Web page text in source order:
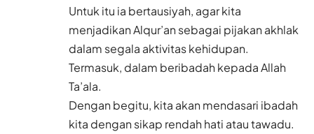
Untuk itu ia bertausiyah, agar kita
menjadikan Alqur’an sebagai pijakan akhlak
dalam segala aktivitas kehidupan.
Termasuk, dalam beribadah kepada Allah
Ta’ala.
Dengan begitu, kita akan mendasari ibadah
kita dengan sikap rendah hati atau tawadu.